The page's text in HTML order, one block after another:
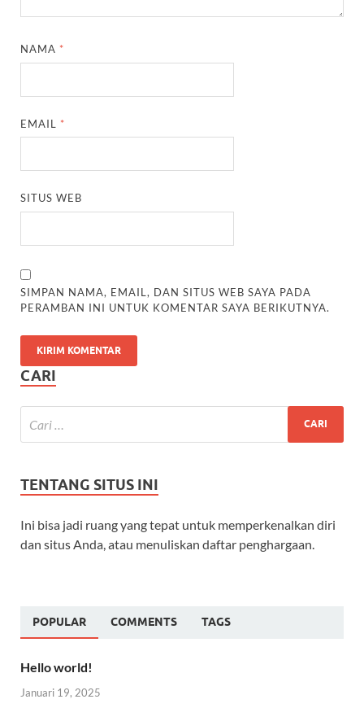
NAMA *
EMAIL *
SITUS WEB
SIMPAN NAMA, EMAIL, DAN SITUS WEB SAYA PADA
PERAMBAN INI UNTUK KOMENTAR SAYA BERIKUTNYA.
CARI
TENTANG SITUS INI
Ini bisa jadi ruang yang tepat untuk memperkenalkan diri
dan situs Anda, atau menuliskan daftar penghargaan.
POPULAR COMMENTS TAGS
Hello world!
Januari 19, 2025